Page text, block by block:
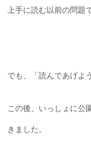
上手に読む以前の問題
でも、「読んであげよ
この後、いっしょに公
きました。